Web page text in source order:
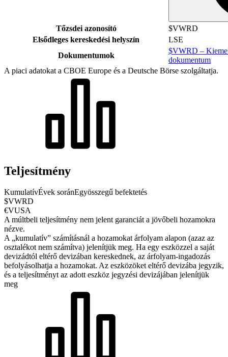
Tőzsdei azonosító
$VWRD
Elsődleges kereskedési helyszín
LSE
Dokumentumok
$VWRD –
dokumentum
A piaci adatokat a CBOE Europe és a Deutsche Börse szolgáltatja.
Teljesítmény
KumulatívÉvek soránEgyösszegű befektetés
$VWRD
€VUSA
A múltbeli teljesítmény nem jelent garanciát a jövőbeli hozamokra
nézve.
A „kumulatív” számításnál a hozamokat árfolyam alapon (azaz az
osztalékot nem számítva) jelenítjük meg. Ha egy eszközzel a saját
devizádtól eltérő devizában kereskednek, az árfolyam-ingadozás
befolyásolhatja a hozamokat. Az eszközöket eltérő devizába jegyzik,
és a teljesítményt az adott eszköz jegyzési devizájában jelenítjük
meg